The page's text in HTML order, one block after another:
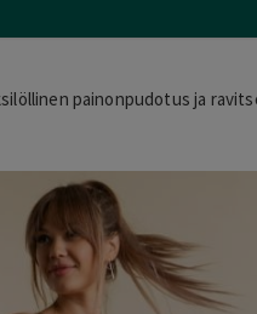
painonpudotus ja